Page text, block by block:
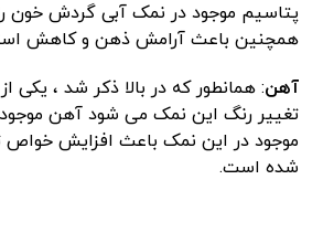
پتاسیم موجود در نمک آبی گردش خون
همچنین باعث آرامش ذهن و کاهش
آهن: همانطور که در بالا ذکر شد ، یکی
تغییر رنگ این نمک می شود آهن
موجود در این نمک باعث افزایش خواص
شده است.